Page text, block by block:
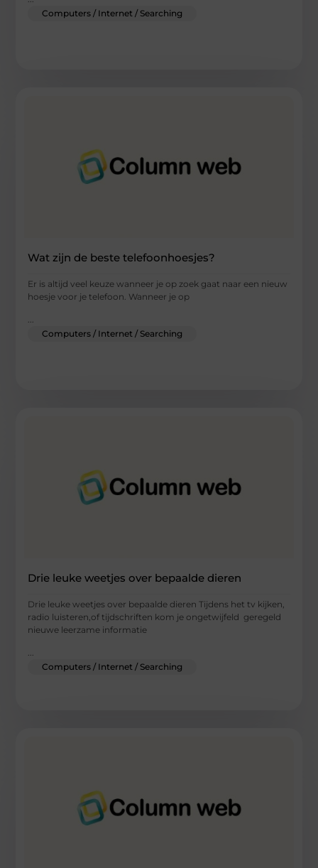
Computers / Internet / Searching
Wat zijn de beste telefoonhoesjes?
Er is altijd veel keuze wanneer je op zoek gaat naar een nieuw
hoesje voor je telefoon. Wanneer je op
...
Computers / Internet / Searching
Drie leuke weetjes over bepaalde dieren
Drie leuke weetjes over bepaalde dieren Tijdens het tv kijken,
radio luisteren,of tijdschriften kom je ongetwijfeld geregeld
nieuwe leerzame informatie
...
Computers / Internet / Searching